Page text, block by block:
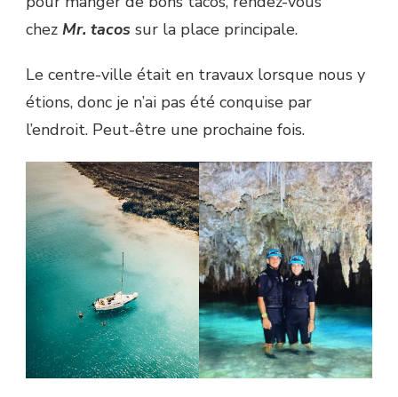
chez Mr. tacos sur la place principale.
Le centre-ville était en travaux lorsque nous y
étions, donc je n’ai pas été conquise par
l’endroit. Peut-être une prochaine fois.